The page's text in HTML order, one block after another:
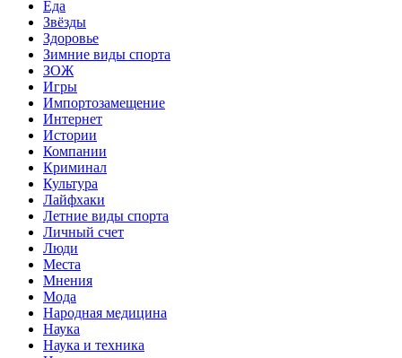
Еда
Звёзды
Здоровье
Зимние виды спорта
ЗОЖ
Игры
Импортозамещение
Интернет
Истории
Компании
Криминал
Культура
Лайфхаки
Летние виды спорта
Личный счет
Люди
Места
Мнения
Мода
Народная медицина
Наука
Наука и техника